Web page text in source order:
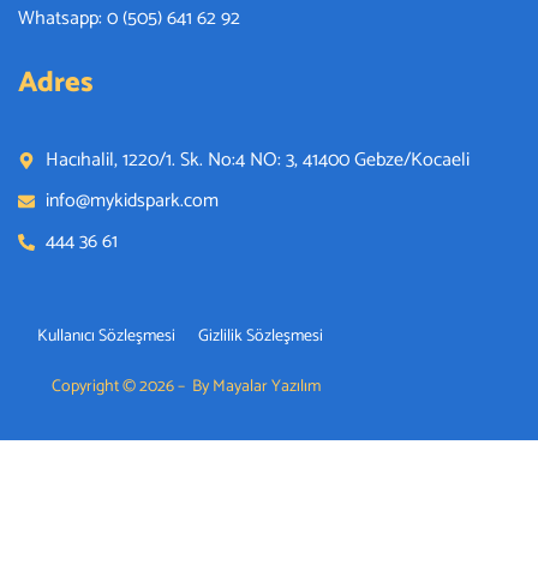
Whatsapp: 0 (505) 641 62 92
Adres
Hacıhalil, 1220/1. Sk. No:4 NO: 3, 41400 Gebze/Kocaeli
info@mykidspark.com
444 36 61
Kullanıcı Sözleşmesi
Gizlilik Sözleşmesi
Copyright © 2026 – By Mayalar Yazılım